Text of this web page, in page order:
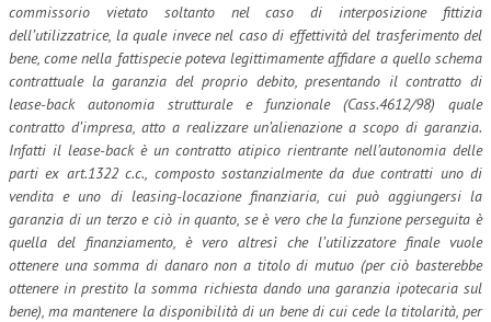
commissorio vietato soltanto nel caso di interposizione fittizia
dell’utilizzatrice, la quale invece nel caso di effettività del trasferimento del
bene, come nella fattispecie poteva legittimamente affidare a quello schema
contrattuale la garanzia del proprio debito, presentando il contratto di
lease-back autonomia strutturale e funzionale (Cass.4612/98) quale
contratto d’impresa, atto a realizzare un’alienazione a scopo di garanzia.
Infatti il lease-back è un contratto atipico rientrante nell’autonomia delle
parti ex art.1322 c.c., composto sostanzialmente da due contratti uno di
vendita e uno di leasing-locazione finanziaria, cui può aggiungersi la
garanzia di un terzo e ciò in quanto, se è vero che la funzione perseguita è
quella del finanziamento, è vero altresì che l’utilizzatore finale vuole
ottenere una somma di danaro non a titolo di mutuo (per ciò basterebbe
ottenere in prestito la somma richiesta dando una garanzia ipotecaria sul
bene), ma mantenere la disponibilità di un bene di cui cede la titolarità, per